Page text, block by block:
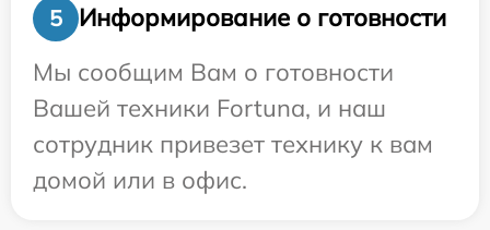
5
Информирование о готовности
Мы сообщим Вам о готовности
Вашей техники Fortuna, и наш
сотрудник привезет технику к вам
домой или в офис.